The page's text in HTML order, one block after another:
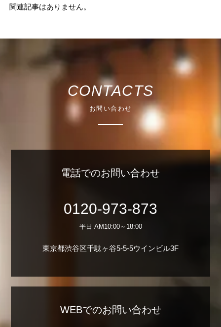
関連記事はありません。
CONTACTS
お問い合わせ
電話でのお問い合わせ
0120-973-873
平日 AM10:00～18:00
東京都渋谷区千駄ヶ谷5-5-5ウインビル3F
WEBでのお問い合わせ